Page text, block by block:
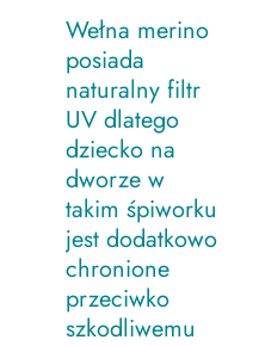
Wełna merino
posiada
naturalny filtr
UV dlatego
dziecko na
dworze w
takim śpiworku
jest dodatkowo
chronione
przeciwko
szkodliwemu